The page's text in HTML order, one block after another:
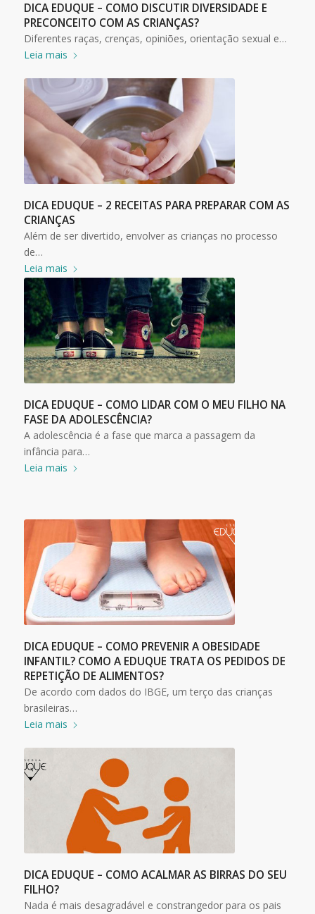
DICA EDUQUE – COMO DISCUTIR DIVERSIDADE E
PRECONCEITO COM AS CRIANÇAS?
Diferentes raças, crenças, opiniões, orientação sexual e…
Leia mais
DICA EDUQUE – 2 RECEITAS PARA PREPARAR COM AS
CRIANÇAS
Além de ser divertido, envolver as crianças no processo
de…
Leia mais
DICA EDUQUE – COMO LIDAR COM O MEU FILHO NA
FASE DA ADOLESCÊNCIA?
A adolescência é a fase que marca a passagem da
infância para…
Leia mais
DICA EDUQUE – COMO PREVENIR A OBESIDADE
INFANTIL? COMO A EDUQUE TRATA OS PEDIDOS DE
REPETIÇÃO DE ALIMENTOS?
De acordo com dados do IBGE, um terço das crianças
brasileiras…
Leia mais
DICA EDUQUE – COMO ACALMAR AS BIRRAS DO SEU
FILHO?
Nada é mais desagradável e constrangedor para os pais